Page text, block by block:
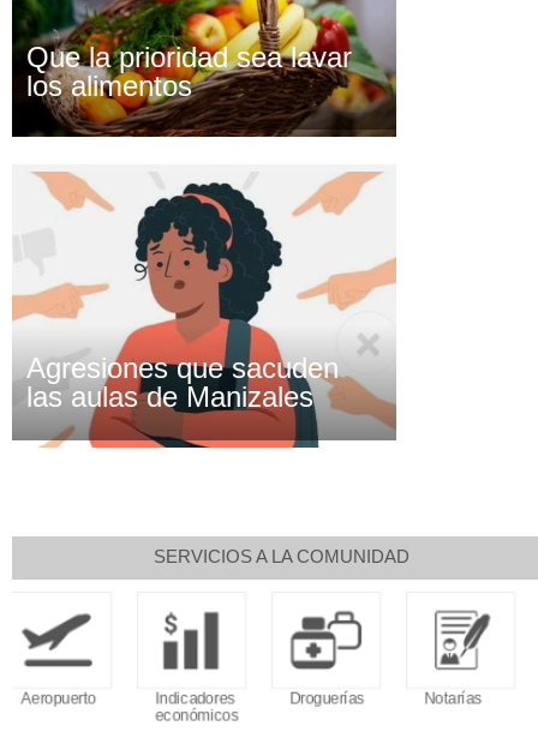
Que la prioridad sea lavar
los alimentos
Agresiones que sacuden
las aulas de Manizales
SERVICIOS A LA COMUNIDAD
Indicadores
Droguerías Notarías
Calendario